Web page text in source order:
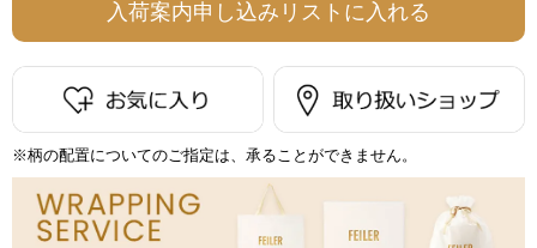
※柄の配置についてのご指定は、承ることができません。